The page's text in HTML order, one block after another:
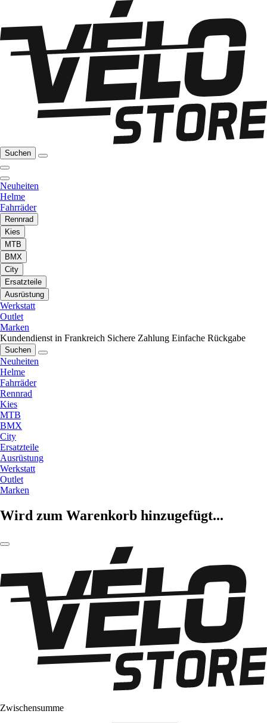
Suchen
Neuheiten
Helme
Fahrräder
Rennrad
Kies
MTB
BMX
City
Ersatzteile
Ausrüstung
Werkstatt
Outlet
Marken
Kundendienst in Frankreich Sichere Zahlung Einfache Rückgabe
Suchen
Neuheiten
Helme
Fahrräder
Rennrad
Kies
MTB
BMX
City
Ersatzteile
Ausrüstung
Werkstatt
Outlet
Marken
Wird zum Warenkorb hinzugefügt...
Zwischensumme